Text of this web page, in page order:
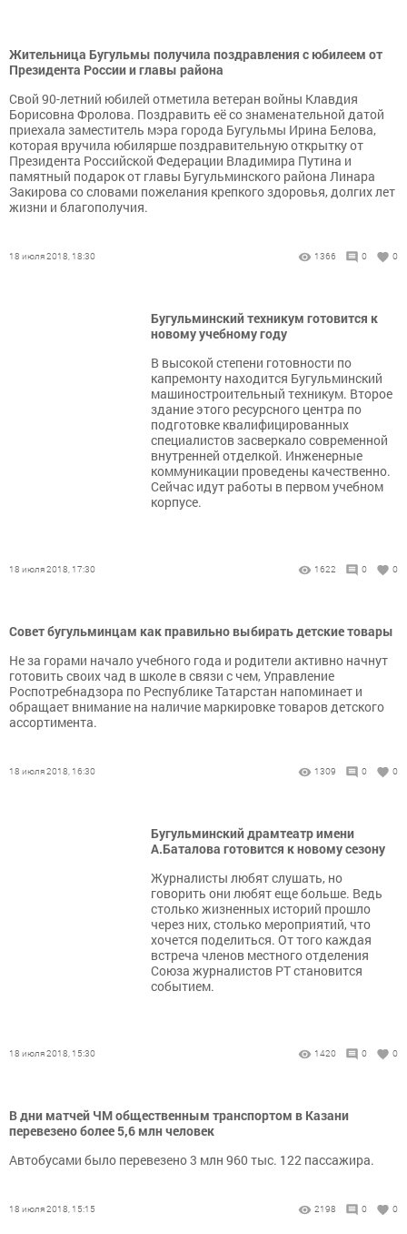
Жительница Бугульмы получила поздравления с юбилеем от
Президента России и главы района
Свой 90-летний юбилей отметила ветеран войны Клавдия
Борисовна Фролова. Поздравить её со знаменательной датой
приехала заместитель мэра города Бугульмы Ирина Белова,
которая вручила юбилярше поздравительную открытку от
Президента Российской Федерации Владимира Путина и
памятный подарок от главы Бугульминского района Линара
Закирова со словами пожелания крепкого здоровья, долгих лет
жизни и благополучия.
18 июля 2018, 18:30 1366 0 0
Бугульминский техникум готовится к
новому учебному году
В высокой степени готовности по
капремонту находится Бугульминский
машиностроительный техникум. Второе
здание этого ресурсного центра по
подготовке квалифицированных
специалистов засверкало современной
внутренней отделкой. Инженерные
коммуникации проведены качественно.
Сейчас идут работы в первом учебном
корпусе.
18 июля 2018, 17:30 1622 0 0
Совет бугульминцам как правильно выбирать детские товары
Не за горами начало учебного года и родители активно начнут
готовить своих чад в школе в связи с чем, Управление
Роспотребнадзора по Республике Татарстан напоминает и
обращает внимание на наличие маркировке товаров детского
ассортимента.
18 июля 2018, 16:30 1309 0 0
Бугульминский драмтеатр имени
А.Баталова готовится к новому сезону
Журналисты любят слушать, но
говорить они любят еще больше. Ведь
столько жизненных историй прошло
через них, столько мероприятий, что
хочется поделиться. От того каждая
встреча членов местного отделения
Союза журналистов РТ становится
событием.
18 июля 2018, 15:30 1420 0 0
В дни матчей ЧМ общественным транспортом в Казани
перевезено более 5,6 млн человек
Автобусами было перевезено 3 млн 960 тыс. 122 пассажира.
18 июля 2018, 15:15 2198 0 0